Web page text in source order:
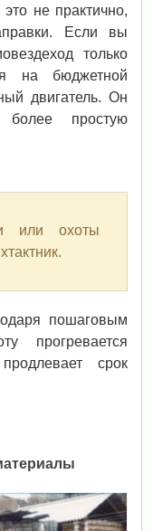
не практично,
Если вы
только
на бюджетной
двигатель. Он
простую
или охоты
пошаговым
прогревается
срок